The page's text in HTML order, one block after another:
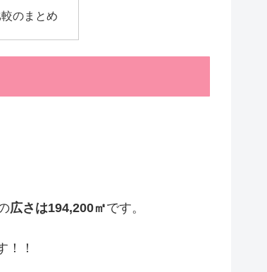
のまとめ
広さは194,200㎡です。
！！